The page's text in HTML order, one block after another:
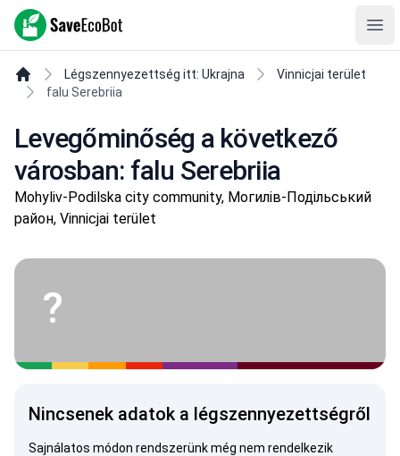
SaveEcoBot
Légszennyezettség itt: Ukrajna
Vinnicjai terület
falu Serebriia
Levegőminőség a következő
városban: falu Serebriia
Mohyliv-Podilska city community, Могилів-Подільський
район, Vinnicjai terület
?
Nincsenek adatok a légszennyezettségről
Sajnálatos módon rendszerünk még nem rendelkezik